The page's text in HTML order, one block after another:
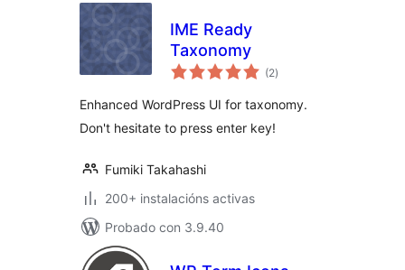
IME Ready
Taxonomy
(2valoracións
totais
)
Enhanced WordPress UI for taxonomy.
Don't hesitate to press enter key!
Fumiki Takahashi
200+ instalacións activas
Probado con 3.9.40